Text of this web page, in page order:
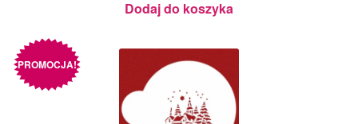
Dodaj do koszyka
PROMOCJA!